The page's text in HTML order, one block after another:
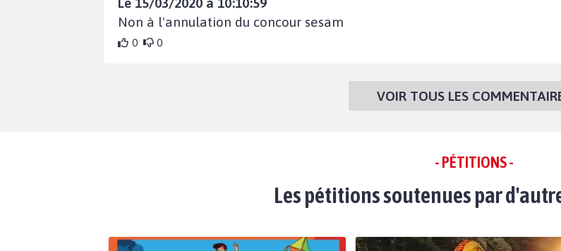
Non à l'annulation du concour sesam
0 0
VOIR TOUS LES
- PÉTITIONS -
Les pétitions soutenues par